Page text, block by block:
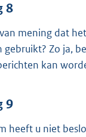
8
mening dat
gebruikt? Zo ja,
kan
9
heeft u niet